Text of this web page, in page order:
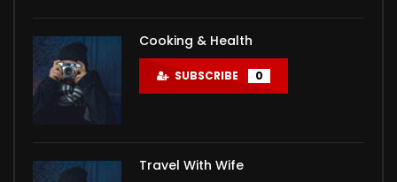
Cooking & Health
SUBSCRIBE 0
Travel With Wife